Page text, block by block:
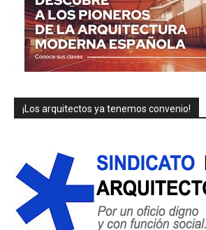
¡Los arquitectos ya tenemos convenio!